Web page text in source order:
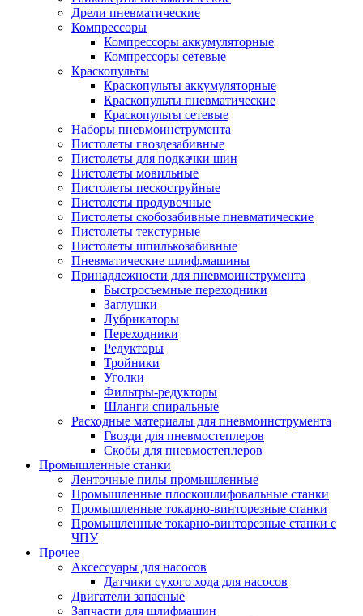
Дрели пневматические
Компрессоры
Компрессоры аккумуляторные
Компрессоры сетевые
Краскопульты
Краскопульты аккумуляторные
Краскопульты пневматические
Краскопульты сетевые
Наборы пневмоинструмента
Пистолеты гвоздезабивные
Пистолеты для подкачки шин
Пистолеты мовильные
Пистолеты пескоструйные
Пистолеты продувочные
Пистолеты скобозабивные пневматические
Пистолеты текстурные
Пистолеты шпилькозабивные
Пневматические шлиф.машины
Принадлежности для пневмоинструмента
Быстросъемные переходники
Заглушки
Лубрикаторы
Переходники
Редукторы
Тройники
Уголки
Фильтры-редукторы
Шланги спиральные
Расходные материалы для пневмоинструмента
Гвозди для пневмостеплеров
Скобы для пневмостеплеров
Промышленные станки
Ленточные пилы промышленные
Промышленные плоскошлифовальные станки
Промышленные токарно-винторезные станки
Промышленные токарно-винторезные станки с
ЧПУ
Прочее
Аксессуары для насосов
Датчики сухого хода для насосов
Двигатели запасные
Запчасти для шлифмашин